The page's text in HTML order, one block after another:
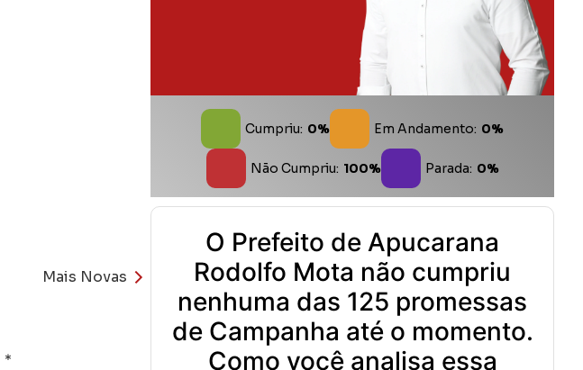
Mais Novas
*
Cumpriu: 0% Em Andamento: 0%
Não Cumpriu: 100% Parada: 0%
O Prefeito de Apucarana
Rodolfo Mota não cumpriu
nenhuma das 125 promessas
de Campanha até o momento.
Como você analisa essa